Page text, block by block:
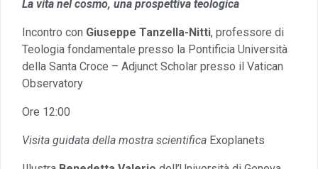
La vita nel cosmo, una prospettiva teologica
Incontro con Giuseppe Tanzella-Nitti, professore di
Teologia fondamentale presso la Pontificia Università
della Santa Croce – Adjunct Scholar presso il Vatican
Observatory
Ore 12:00
Visita guidata della mostra scientifica Exoplanets